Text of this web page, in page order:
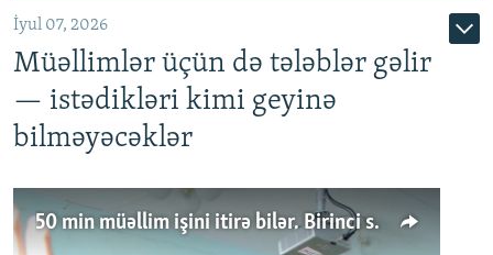
İyul 07, 2026
Müəllimlər üçün də tələblər gəlir
— istədikləri kimi geyinə
bilməyəcəklər
50 min müəllim işini itirə bilər. Birinci sinfə gedənlər azalır